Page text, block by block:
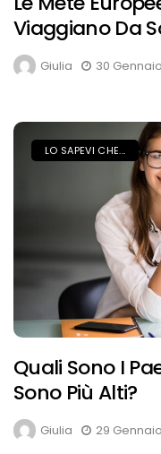
Viaggiano Da
Giulia 30
LO SAPEVI CHE...
Quali Sono I
Sono Più Alti?
Giulia 29